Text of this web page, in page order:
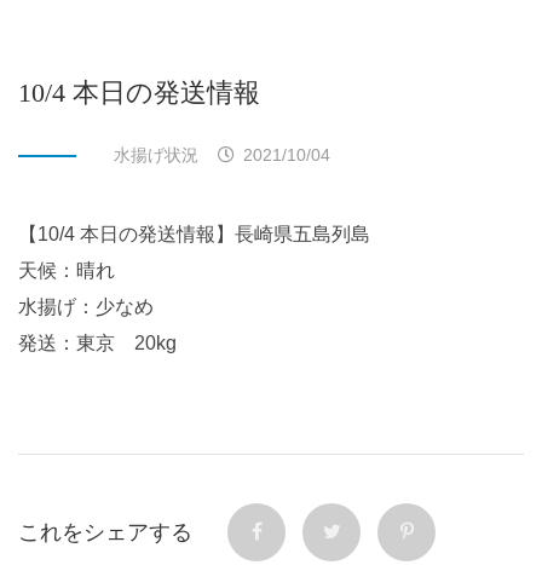
10/4 本日の発送情報
水揚げ状況 2021/10/04
【10/4 本日の発送情報】長崎県五島列島
天候：晴れ
水揚げ：少なめ
発送：東京 20kg
これをシェアする